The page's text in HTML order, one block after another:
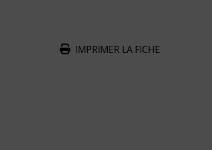
IMPRIMER LA FICHE